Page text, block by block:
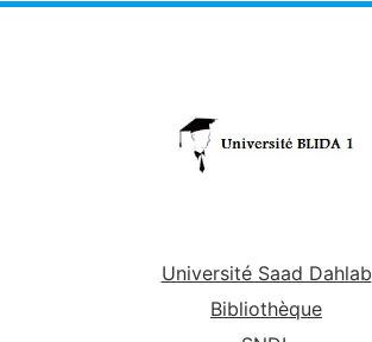
Université Saad Dahlab
Bibliothèque